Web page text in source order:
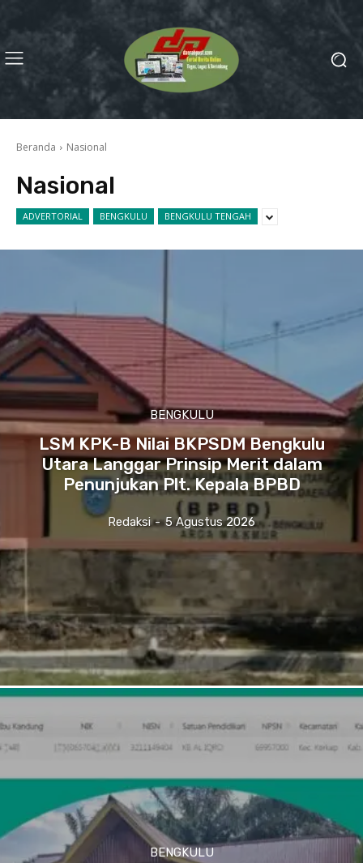
Beranda Nasional
Nasional
ADVERTORIAL BENGKULU BENGKULU TENGAH
BENGKULU
LSM KPK-B Nilai BKPSDM Bengkulu
Utara Langgar Prinsip Merit dalam
Penunjukan Plt. Kepala BPBD
Redaksi - 5 Agustus 2026
BENGKULU